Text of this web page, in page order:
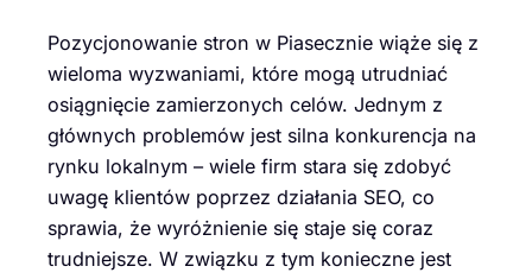
Pozycjonowanie stron w Piasecznie wiąże się z
wieloma wyzwaniami, które mogą utrudniać
osiągnięcie zamierzonych celów. Jednym z
głównych problemów jest silna konkurencja na
rynku lokalnym – wiele firm stara się zdobyć
uwagę klientów poprzez działania SEO, co
sprawia, że wyróżnienie się staje się coraz
trudniejsze. W związku z tym konieczne jest